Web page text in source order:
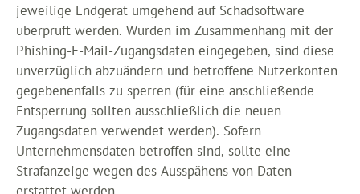
jeweilige Endgerät umgehend auf Schadsoftware
überprüft werden. Wurden im Zusammenhang mit der
Phishing-E-Mail-Zugangsdaten eingegeben, sind diese
unverzüglich abzuändern und betroffene Nutzerkonten
gegebenenfalls zu sperren (für eine anschließende
Entsperrung sollten ausschließlich die neuen
Zugangsdaten verwendet werden). Sofern
Unternehmensdaten betroffen sind, sollte eine
Strafanzeige wegen des Ausspähens von Daten